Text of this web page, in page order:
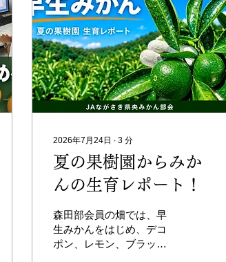
2026年7月24日 ∙ 3 分
夏の果樹園からみか
んの生育レポート！
森田部会員の畑では、早
生みかんをはじめ、デコ
ポン、レモン、ブラッド